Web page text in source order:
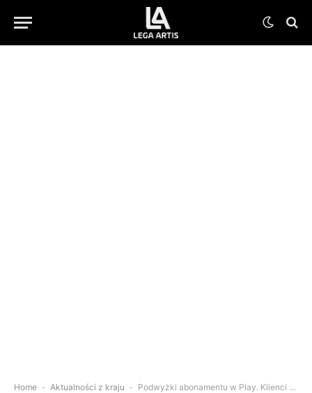
Home - Aktualności z kraju - Podwyżki abonamentu w Play. Klienci zapłacą więcej już od kwietnia